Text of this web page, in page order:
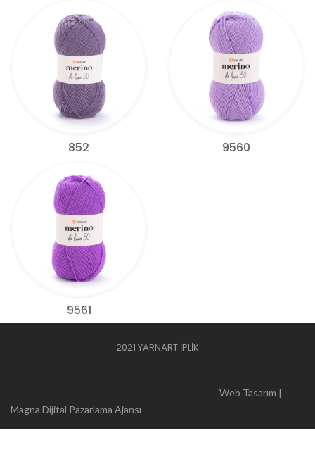
852 9560
9561
2021 YARNART İPLİK
Web Tasarım |
Magna Dijital Pazarlama Ajansı